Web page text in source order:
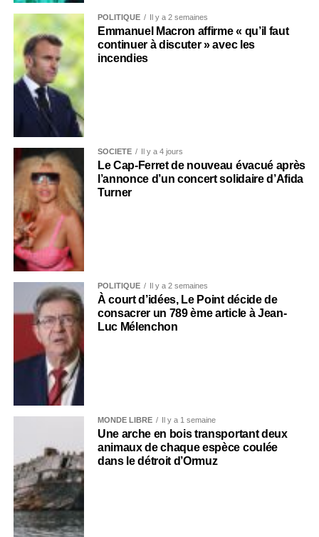
POLITIQUE Il y a 2 semaines
Emmanuel Macron affirme « qu’il faut
continuer à discuter » avec les
incendies
SOCIÉTÉ Il y a 4 jours
Le Cap-Ferret de nouveau évacué après
l’annonce d’un concert solidaire d’Afida
Turner
POLITIQUE Il y a 2 semaines
À court d’idées, Le Point décide de
consacrer un 789 ème article à Jean-
Luc Mélenchon
MONDE LIBRE Il y a 1 semaine
Une arche en bois transportant deux
animaux de chaque espèce coulée
dans le détroit d’Ormuz